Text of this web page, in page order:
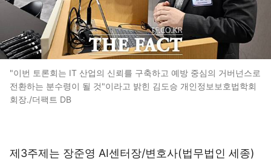
"이번 토론회는 IT 산업의 신뢰를 구축하고 예방 중심의 거버넌스로
전환하는 분수령이 될 것"이라고 밝힌 김도승 개인정보보호법학회
회장./더팩트 DB
제3주제는 장준영 AI센터장/변호사(법무법인 세종)